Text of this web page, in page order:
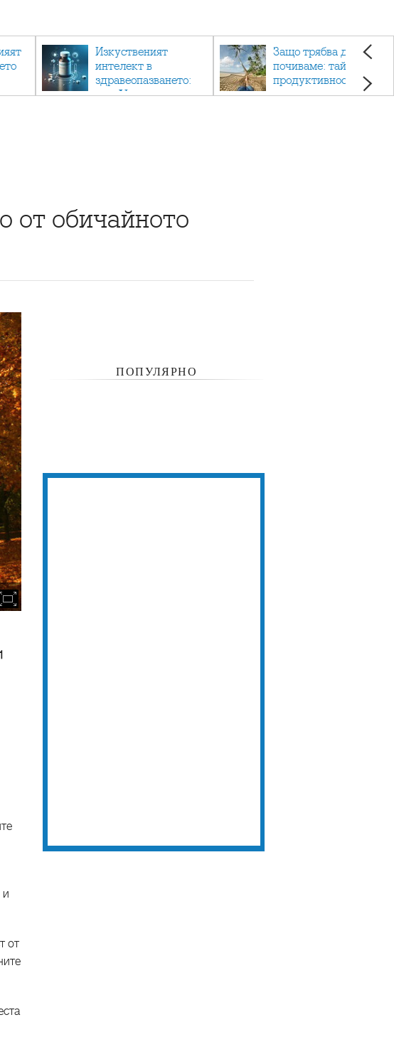
Изкуственият
интелект в
здравеопазването:
как AI променя
Защо трябва да си
почиваме: тайната на
продуктивността,
здравето и добрия
обичайното
и
от
ПОПУЛЯРНО